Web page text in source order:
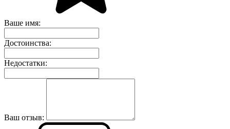
Ваше имя:
Достоинства:
Недостатки:
Ваш отзыв: